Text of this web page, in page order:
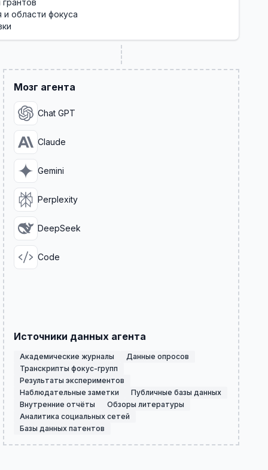
области фокуса
Мозг агента
Chat GPT
Claude
Gemini
Perplexity
DeepSeek
Code
Источники данных агента
Академические журналы
Данные опросов
Транскрипты фокус-групп
Результаты экспериментов
Наблюдательные заметки
Публичные базы данных
Внутренние отчёты
Обзоры литературы
Аналитика социальных сетей
Базы данных патентов